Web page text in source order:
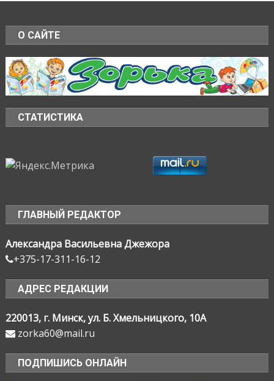
О САЙТЕ
СТАТИСТИКА
ГЛАВНЫЙ РЕДАКТОР
Александра Васильевна Джежора
+375-17-311-16-12
АДРЕС РЕДАКЦИИ
220013, г. Минск, ул. Б. Хмельницкого, 10А
zorka60@mail.ru
ПОДПИШИСЬ ОНЛАЙН